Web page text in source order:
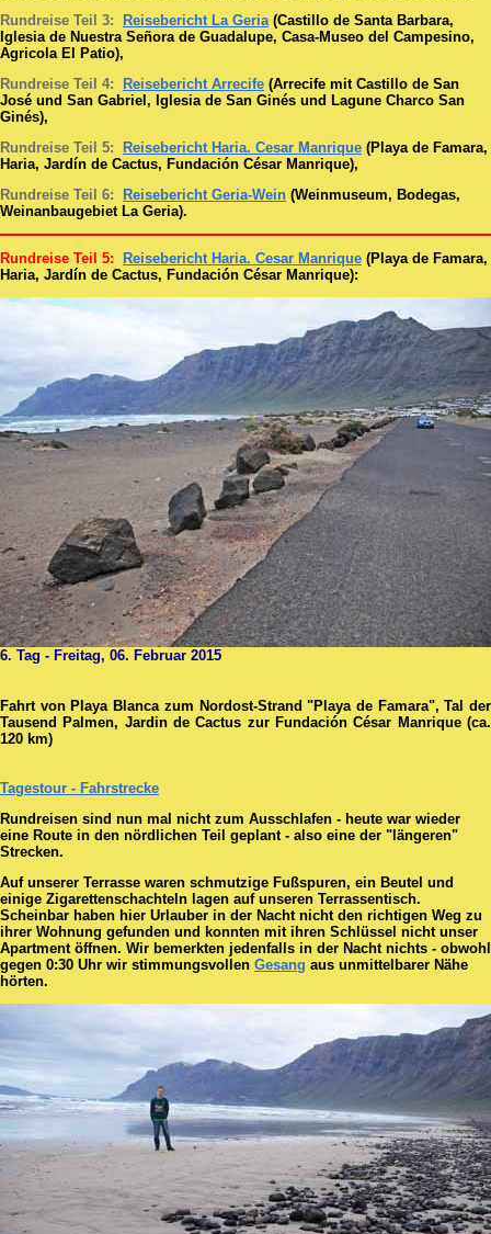
Rundreise Teil 3:
Reisebericht La Geria(Castillo de Santa Barbara,
Iglesia de Nuestra Señora de Guadalupe, Casa-Museo del Campesino,
Agricola El Patio),
Rundreise Teil 4:
Reisebericht Arrecife (Arrecife mit Castillo de San
José und San Gabriel, Iglesia de San Ginés und Lagune Charco San
Ginés),
Rundreise Teil 5:
Reisebericht Haria. Cesar Manrique (Playa de Famara,
Haria, Jardín de Cactus, Fundación César Manrique),
Rundreise Teil 6:
Reisebericht Geria-Wein (Weinmuseum, Bodegas,
Weinanbaugebiet La Geria).
Rundreise Teil 5: Reisebericht Haria. Cesar Manrique (Playa de Famara,
Haria, Jardín de Cactus, Fundación César Manrique):
6. Tag - Freitag, 06. Februar 2015
Fahrt von Playa Blanca zum Nordost-Strand "Playa de Famara", Tal der
Tausend Palmen, Jardin de Cactus zur Fundación César Manrique (ca.
120 km)
Tagestour - Fahrstrecke
Rundreisen sind nun mal nicht zum Ausschlafen - heute war wieder
eine Route in den nördlichen Teil geplant - also eine der "längeren"
Strecken.
Auf unserer Terrasse waren schmutzige Fußspuren, ein Beutel und
einige Zigarettenschachteln lagen auf unseren Terrassentisch.
Scheinbar haben hier Urlauber in der Nacht nicht den richtigen Weg zu
ihrer Wohnung gefunden und konnten mit ihren Schlüssel nicht unser
Apartment öffnen. Wir bemerkten jedenfalls in der Nacht nichts - obwohl
gegen 0:30 Uhr wir stimmungsvollen Gesang aus unmittelbarer Nähe
hörten.